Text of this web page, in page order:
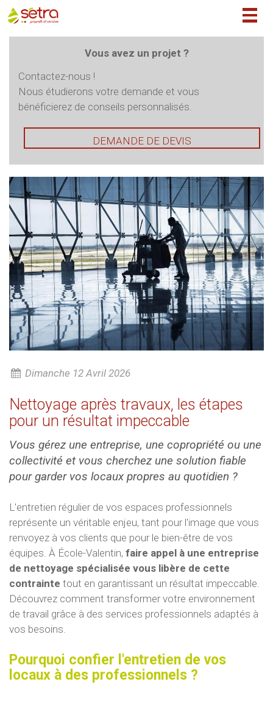
Vous avez un projet ?
Contactez-nous !
Nous étudierons votre demande et vous
bénéficierez de conseils personnalisés.
DEMANDE DE DEVIS
Dimanche 12 Avril 2026
Nettoyage après travaux, les étapes
pour un résultat impeccable
Vous gérez une entreprise, une copropriété ou une
collectivité et vous cherchez une solution fiable
pour garder vos locaux propres au quotidien ?
L'entretien régulier de vos espaces professionnels
représente un véritable enjeu, tant pour l'image que vous
renvoyez à vos clients que pour le bien-être de vos
équipes. À École-Valentin, faire appel à une entreprise
de nettoyage spécialisée vous libère de cette
contrainte tout en garantissant un résultat impeccable.
Découvrez comment transformer votre environnement
de travail grâce à des services professionnels adaptés à
vos besoins.
Pourquoi confier l'entretien de vos
locaux à des professionnels ?